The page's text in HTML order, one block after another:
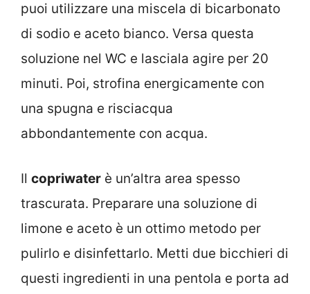
puoi utilizzare una miscela di bicarbonato
di sodio e aceto bianco. Versa questa
soluzione nel WC e lasciala agire per 20
minuti. Poi, strofina energicamente con
una spugna e risciacqua
abbondantemente con acqua.
Il copriwater è un’altra area spesso
trascurata. Preparare una soluzione di
limone e aceto è un ottimo metodo per
pulirlo e disinfettarlo. Metti due bicchieri di
questi ingredienti in una pentola e porta ad